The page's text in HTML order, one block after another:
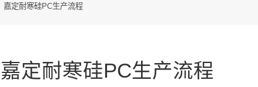
嘉定耐寒硅PC生产流程
嘉定耐寒硅PC生产流程